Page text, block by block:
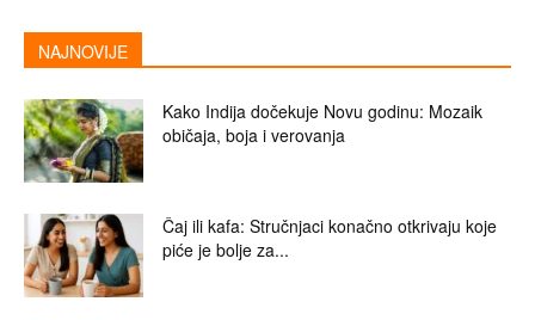
NAJNOVIJE
Kako Indija dočekuje Novu godinu: Mozaik
običaja, boja i verovanja
Čaj ili kafa: Stručnjaci konačno otkrivaju koje
piće je bolje za...